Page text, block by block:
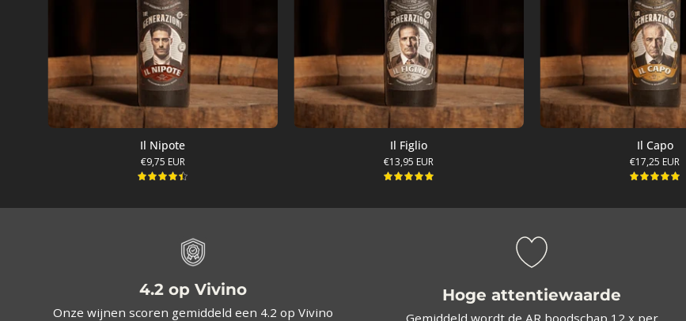
Il Nipote
€9,75 EUR
Il Figlio
€13,95 EUR
5.0
Il Capo
€17,25 EUR
5.0
4.2 op Vivino
Onze wijnen scoren gemiddeld een 4.2 op Vivino
Hoge attentiewaarde